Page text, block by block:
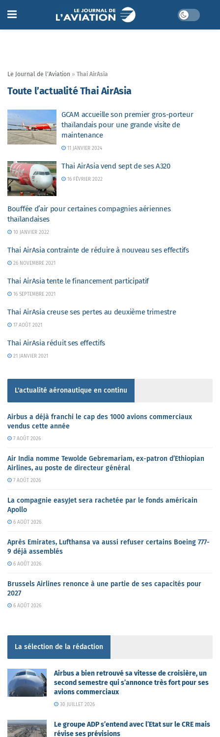
Le Journal de l'Aviation » Thai AirAsia
Toute l’actualité Thai AirAsia
GCAM accueille son premier gros-porteur
thaïlandais pour une grande visite de
maintenance
11 JANVIER 2024
Thai AirAsia vend sept de ses A320
16 FÉVRIER 2022
Bouffée d’air pour certaines compagnies aériennes
thaïlandaises
10 JANVIER 2022
Thai AirAsia contrainte de réduire à nouveau ses effectifs
26 NOVEMBRE 2021
Thai AirAsia tente le financement participatif
16 SEPTEMBRE 2021
Thai AirAsia creuse ses pertes au deuxième trimestre
17 AOÛT 2021
Thai AirAsia réduit ses effectifs
21 JANVIER 2021
L'actualité aéronautique en continu
Airbus a déjà franchi le cap des 1000 avions commerciaux
vendus cette année
7 AOÛT 2026
Air India nomme Tewolde Gebremariam, ex-patron d’Ethiopian
Airlines, au poste de directeur général
7 AOÛT 2026
La compagnie easyJet sera rachetée par le fonds américain
Apollo
6 AOÛT 2026
Après Emirates, Lufthansa va aussi refuser certains Boeing 777-
9 déjà assemblés
6 AOÛT 2026
Brussels Airlines renonce à une partie de ses capacités pour
2027
6 AOÛT 2026
La sélection de la rédaction
Airbus a bien retrouvé sa vitesse de croisière, un
second semestre qui s’annonce très fort pour ses
avions commerciaux
30 JUILLET 2026
Le groupe ADP s’entend avec l’Etat sur le CRE mais
révise ses prévisions